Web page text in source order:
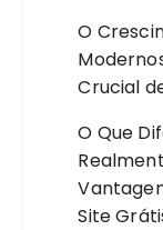
O
Crucial
O Que
Site